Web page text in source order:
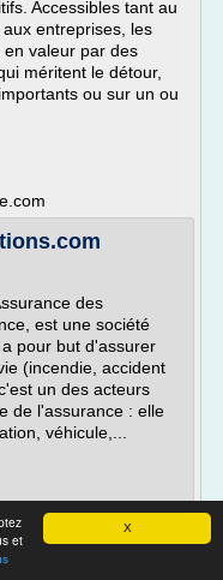
X
et
Accessibles tant au
entreprises, les
en valeur par des
méritent le détour,
ou sur un ou
des
est une société
pour but d'assurer
(incendie, accident
un des acteurs
de l'assurance : elle
véhicule,...
Banque